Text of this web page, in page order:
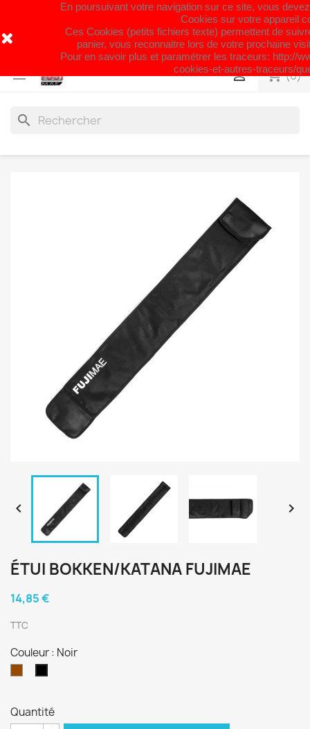
En poursuivant votre navigation sur ce site, vous
Cookies sur votre appareil
Ces Cookies (petits fichiers texte) permettent de
panier, vous reconnaitre lors de votre prochaine
Pour en savoir plus et paramétrer les traceurs: http://
cookies-et-autres-traceurs/
Fermeture estivale du 31 juillet au 26
août. Bel été à Tous !
 shopping_cart(0)

search
 
ÉTUI BOKKEN/KATANA FUJIMAE
14,85 €
TTC
Couleur : Noir
Quantité